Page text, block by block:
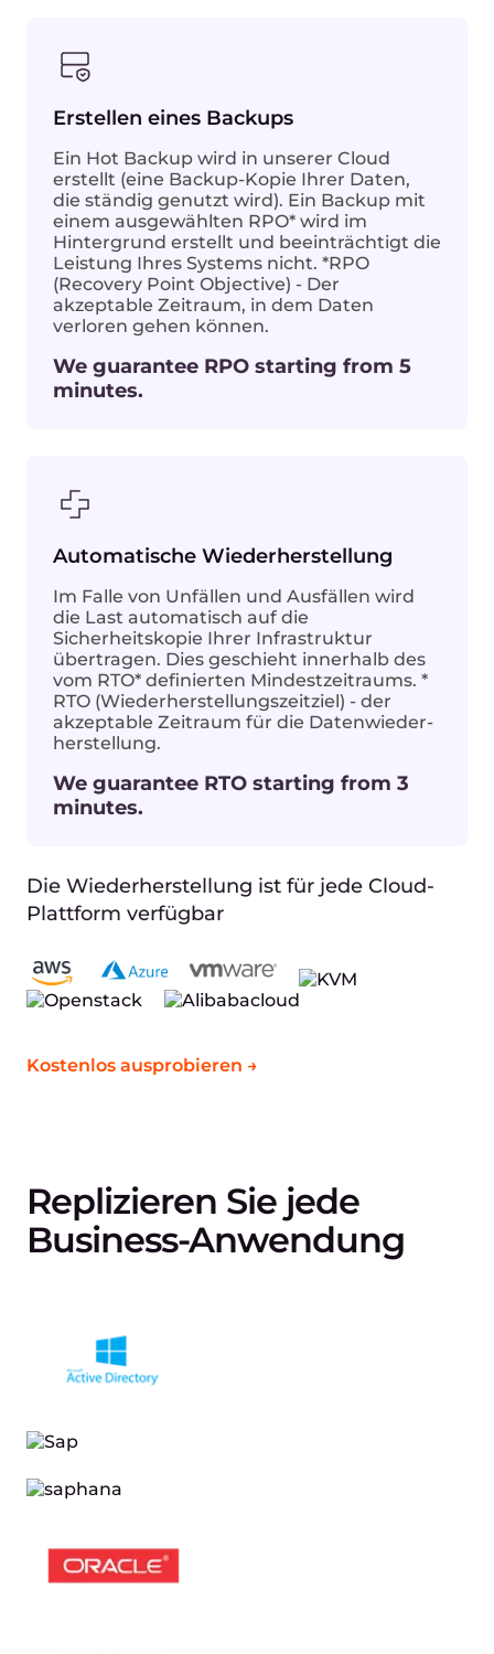
Erstellen eines Backups
Ein Hot Backup wird in unserer Cloud
erstellt (eine Backup-Kopie Ihrer Daten,
die ständig genutzt wird). Ein Backup mit
einem ausgewählten RPO* wird im
Hintergrund erstellt und beeinträchtigt die
Leistung Ihres Systems nicht. *RPO
(Recovery Point Objective) - Der
akzeptable Zeitraum, in dem Daten
verloren gehen können.
We guarantee RPO starting from 5
minutes.
Automatische Wiederherstellung
Im Falle von Unfällen und Ausfällen wird
die Last automatisch auf die
Sicherheitskopie Ihrer Infrastruktur
übertragen. Dies geschieht innerhalb des
vom RTO* definierten Mindestzeitraums. *
RTO (Wiederherstel­lungszeitziel) - der
akzeptable Zeitraum für die Datenwieder­
herstellung.
We guarantee RTO starting from 3
minutes.
Die Wiederherstellung ist für jede Cloud-
Plattform verfügbar
Kostenlos ausprobieren →
Replizieren Sie jede
Business-Anwendung